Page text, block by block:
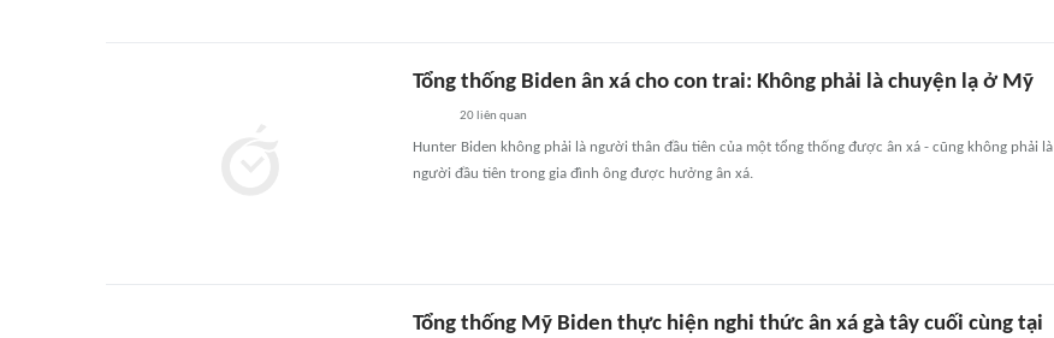
Tổng thống Biden ân xá cho con trai: Không phải là chuyện lạ ở Mỹ
20liên quan
Hunter Biden không phải là người thân đầu tiên của một tổng thống được ân xá - cũng không phải là
người đầu tiên trong gia đình ông được hưởng ân xá.
Tổng thống Mỹ Biden thực hiện nghi thức ân xá gà tây cuối cùng tại